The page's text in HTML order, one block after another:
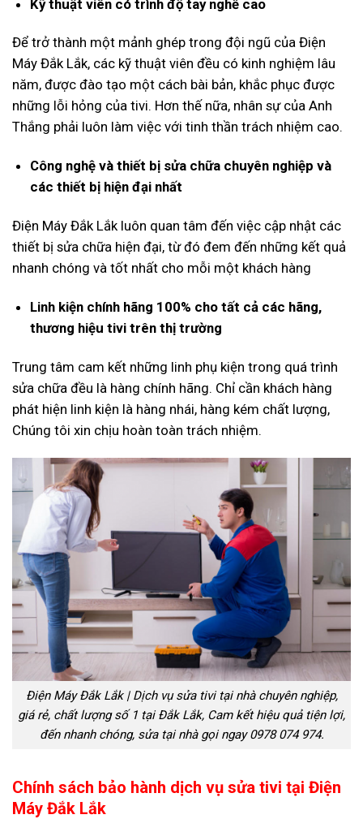
Kỹ thuật viên có trình độ tay nghề cao
Để trở thành một mảnh ghép trong đội ngũ của Điện
Máy Đắk Lắk, các kỹ thuật viên đều có kinh nghiệm lâu
năm, được đào tạo một cách bài bản, khắc phục được
những lỗi hỏng của tivi. Hơn thế nữa, nhân sự của Anh
Thắng phải luôn làm việc với tinh thần trách nhiệm cao.
Công nghệ và thiết bị sửa chữa chuyên nghiệp và
các thiết bị hiện đại nhất
Điện Máy Đắk Lắk luôn quan tâm đến việc cập nhật các
thiết bị sửa chữa hiện đại, từ đó đem đến những kết quả
nhanh chóng và tốt nhất cho mỗi một khách hàng
Linh kiện chính hãng 100% cho tất cả các hãng,
thương hiệu tivi trên thị trường
Trung tâm cam kết những linh phụ kiện trong quá trình
sửa chữa đều là hàng chính hãng. Chỉ cần khách hàng
phát hiện linh kiện là hàng nhái, hàng kém chất lượng,
Chúng tôi xin chịu hoàn toàn trách nhiệm.
Điện Máy Đắk Lắk | Dịch vụ sửa tivi tại nhà chuyên nghiệp,
giá rẻ, chất lượng số 1 tại Đắk Lắk, Cam kết hiệu quả tiện lợi,
đến nhanh chóng, sửa tại nhà gọi ngay 0978 074 974.
Chính sách bảo hành dịch vụ sửa tivi tại Điện
Máy Đắk Lắk